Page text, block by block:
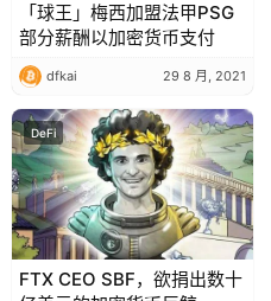
「球王」梅西加盟法甲PSG
部分薪酬以加密货币支付
dfkai 29 8 月, 2021
DeFi
FTX CEO SBF，欲捐出数十